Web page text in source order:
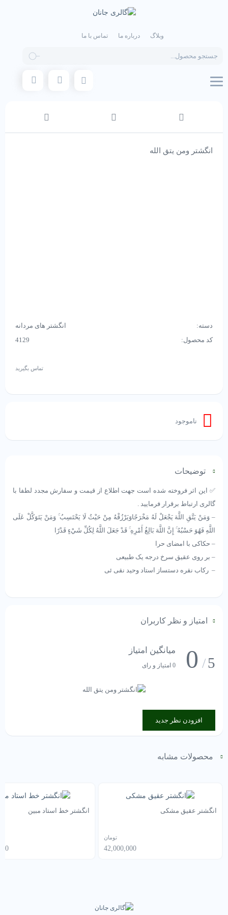
وبلاگ درباره ما تماس با ما
search
انگشتر ومن یتق الله
دسته:
انگشتر های مردانه
کد محصول:
4129
تماس بگیرید
ناموجود
توضیحات
✅ این اثر فروخته شده است جهت اطلاع از قیمت و سفارش مجدد لطفا با
گالری ارتباط برقرار فرمایید .
– وَمَنْ يَتَّقِ اللَّهَ يَجْعَلْ لَهُ مَخْرَجًاوَيَرْزُقْهُ مِنْ حَيْثُ لَا يَحْتَسِبُ ۚ وَمَنْ يَتَوَكَّلْ عَلَى
اللَّهِ فَهُوَ حَسْبُهُ ۚ إِنَّ اللَّهَ بَالِغُ أَمْرِهِ ۚ قَدْ جَعَلَ اللَّهُ لِكُلِّ شَيْءٍ قَدْرًا
– حکاکی با امضای حرا
– بر روی عقیق سرخ درجه یک طبیعی
– رکاب نقره دستساز استاد وحید نقی ئی
امتیاز و نظر کاربران
5
/
0 میانگین امتیاز
0 امتیاز و رای
افزودن نظر جدید
محصولات مشابه
انگشتر عقیق مشکی
42,000,000
تومان
انگشتر خط استاد مبین